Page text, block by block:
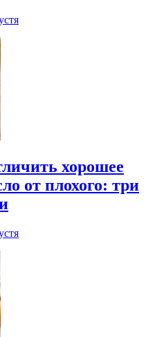
хорошее
от плохого: три